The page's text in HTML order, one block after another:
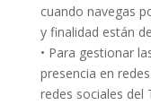
cuando navegas
y finalidad están
• Para gestionar
presencia en
redes sociales